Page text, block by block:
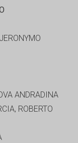
ANDRADINA
ROBERTO